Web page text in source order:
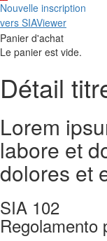
Nouvelle inscription
vers SIAViewer
Panier d'achat
Le panier est vide.
Détail
Lorem
labore et
dolores et
SIA 102
Regolamento